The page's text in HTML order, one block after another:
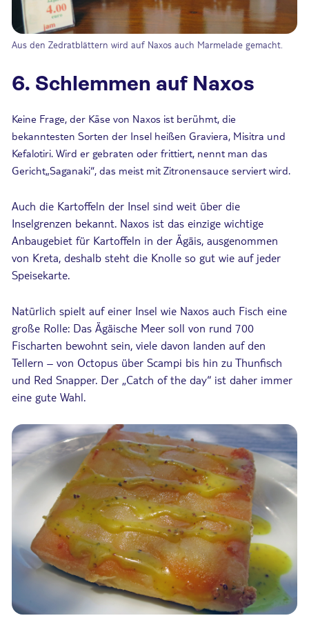
Aus den Zedratblättern wird auf Naxos auch Marmelade gemacht.
6. Schlemmen auf Naxos
Keine Frage, der Käse von Naxos ist berühmt, die
bekanntesten Sorten der Insel heißen Graviera, Misitra und
Kefalotiri. Wird er gebraten oder frittiert, nennt man das
Gericht„Saganaki“, das meist mit Zitronensauce serviert wird.
Auch die Kartoffeln der Insel sind weit über die
Inselgrenzen bekannt. Naxos ist das einzige wichtige
Anbaugebiet für Kartoffeln in der Ägäis, ausgenommen
von Kreta, deshalb steht die Knolle so gut wie auf jeder
Speisekarte.
Natürlich spielt auf einer Insel wie Naxos auch Fisch eine
große Rolle: Das Ägäische Meer soll von rund 700
Fischarten bewohnt sein, viele davon landen auf den
Tellern – von Octopus über Scampi bis hin zu Thunfisch
und Red Snapper. Der „Catch of the day“ ist daher immer
eine gute Wahl.